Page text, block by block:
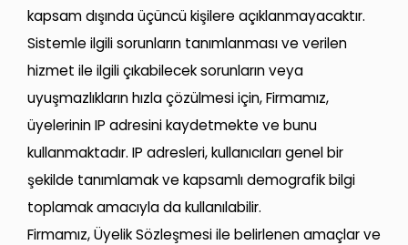
kapsam dışında üçüncü kişilere açıklanmayacaktır.
Sistemle ilgili sorunların tanımlanması ve verilen
hizmet ile ilgili çıkabilecek sorunların veya
uyuşmazlıkların hızla çözülmesi için, Firmamız,
üyelerinin IP adresini kaydetmekte ve bunu
kullanmaktadır. IP adresleri, kullanıcıları genel bir
şekilde tanımlamak ve kapsamlı demografik bilgi
toplamak amacıyla da kullanılabilir.
Firmamız, Üyelik Sözleşmesi ile belirlenen amaçlar ve